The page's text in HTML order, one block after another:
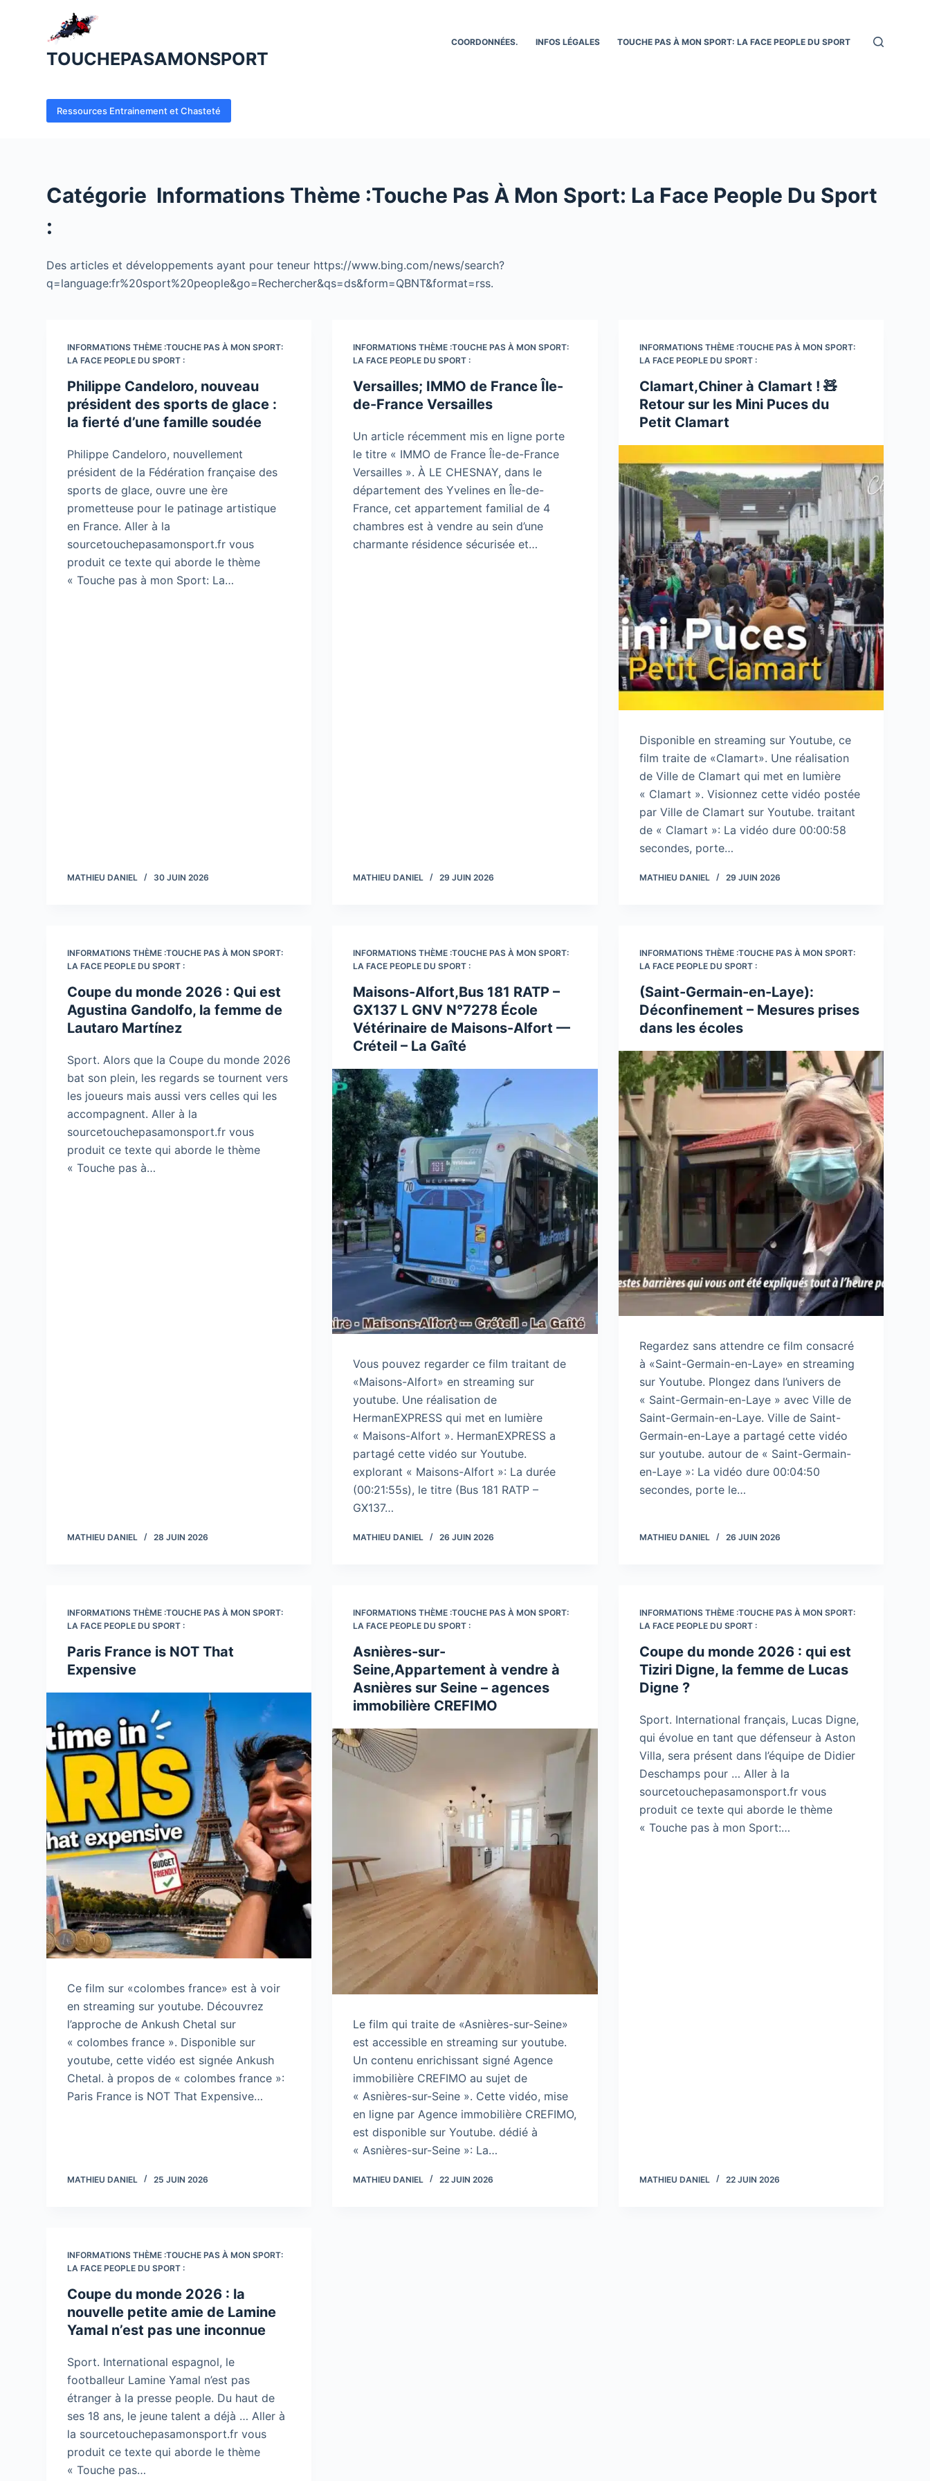
TOUCHEPASAMONSPORT
COORDONNÉES. INFOS LÉGALES TOUCHE PAS À MON SPORT: LA FACE PEOPLE DU SPORT
Ressources Entrainement et Chasteté
Catégorie Informations Thème :Touche Pas À Mon Sport: La Face People Du Sport
:
Des articles et développements ayant pour teneur https://www.bing.com/news/search?
q=language:fr%20sport%20people&go=Rechercher&qs=ds&form=QBNT&format=rss.
INFORMATIONS THÈME :TOUCHE PAS À MON SPORT:
LA FACE PEOPLE DU SPORT :
Philippe Candeloro, nouveau
président des sports de glace :
la fierté d’une famille soudée
Philippe Candeloro, nouvellement
président de la Fédération française des
sports de glace, ouvre une ère
prometteuse pour le patinage artistique
en France. Aller à la
sourcetouchepasamonsport.fr vous
produit ce texte qui aborde le thème
« Touche pas à mon Sport: La…
MATHIEU DANIEL 30 JUIN 2026
INFORMATIONS THÈME :TOUCHE PAS À MON SPORT:
LA FACE PEOPLE DU SPORT :
Versailles; IMMO de France Île-
de-France Versailles
Un article récemment mis en ligne porte
le titre « IMMO de France Île-de-France
Versailles ». À LE CHESNAY, dans le
département des Yvelines en Île-de-
France, cet appartement familial de 4
chambres est à vendre au sein d’une
charmante résidence sécurisée et…
MATHIEU DANIEL 29 JUIN 2026
INFORMATIONS THÈME :TOUCHE PAS À MON SPORT:
LA FACE PEOPLE DU SPORT :
Clamart,Chiner à Clamart ! 🧸
Retour sur les Mini Puces du
Petit Clamart
Disponible en streaming sur Youtube, ce
film traite de «Clamart». Une réalisation
de Ville de Clamart qui met en lumière
« Clamart ». Visionnez cette vidéo postée
par Ville de Clamart sur Youtube. traitant
de « Clamart »: La vidéo dure 00:00:58
secondes, porte…
MATHIEU DANIEL 29 JUIN 2026
INFORMATIONS THÈME :TOUCHE PAS À MON SPORT:
LA FACE PEOPLE DU SPORT :
Coupe du monde 2026 : Qui est
Agustina Gandolfo, la femme de
Lautaro Martínez
Sport. Alors que la Coupe du monde 2026
bat son plein, les regards se tournent vers
les joueurs mais aussi vers celles qui les
accompagnent. Aller à la
sourcetouchepasamonsport.fr vous
produit ce texte qui aborde le thème
« Touche pas à…
MATHIEU DANIEL 28 JUIN 2026
INFORMATIONS THÈME :TOUCHE PAS À MON SPORT:
LA FACE PEOPLE DU SPORT :
Maisons-Alfort,Bus 181 RATP –
GX137 L GNV N°7278 École
Vétérinaire de Maisons-Alfort —
Créteil – La Gaîté
Vous pouvez regarder ce film traitant de
«Maisons-Alfort» en streaming sur
youtube. Une réalisation de
HermanEXPRESS qui met en lumière
« Maisons-Alfort ». HermanEXPRESS a
partagé cette vidéo sur Youtube.
explorant « Maisons-Alfort »: La durée
(00:21:55s), le titre (Bus 181 RATP –
GX137…
MATHIEU DANIEL 26 JUIN 2026
INFORMATIONS THÈME :TOUCHE PAS À MON SPORT:
LA FACE PEOPLE DU SPORT :
(Saint-Germain-en-Laye):
Déconfinement – Mesures prises
dans les écoles
Regardez sans attendre ce film consacré
à «Saint-Germain-en-Laye» en streaming
sur Youtube. Plongez dans l’univers de
« Saint-Germain-en-Laye » avec Ville de
Saint-Germain-en-Laye. Ville de Saint-
Germain-en-Laye a partagé cette vidéo
sur youtube. autour de « Saint-Germain-
en-Laye »: La vidéo dure 00:04:50
secondes, porte le…
MATHIEU DANIEL 26 JUIN 2026
INFORMATIONS THÈME :TOUCHE PAS À MON SPORT:
LA FACE PEOPLE DU SPORT :
Paris France is NOT That
Expensive
Ce film sur «colombes france» est à voir
en streaming sur youtube. Découvrez
l’approche de Ankush Chetal sur
« colombes france ». Disponible sur
youtube, cette vidéo est signée Ankush
Chetal. à propos de « colombes france »:
Paris France is NOT That Expensive…
MATHIEU DANIEL 25 JUIN 2026
INFORMATIONS THÈME :TOUCHE PAS À MON SPORT:
LA FACE PEOPLE DU SPORT :
Asnières-sur-
Seine,Appartement à vendre à
Asnières sur Seine – agences
immobilière CREFIMO
Le film qui traite de «Asnières-sur-Seine»
est accessible en streaming sur youtube.
Un contenu enrichissant signé Agence
immobilière CREFIMO au sujet de
« Asnières-sur-Seine ». Cette vidéo, mise
en ligne par Agence immobilière CREFIMO,
est disponible sur Youtube. dédié à
« Asnières-sur-Seine »: La…
MATHIEU DANIEL 22 JUIN 2026
INFORMATIONS THÈME :TOUCHE PAS À MON SPORT:
LA FACE PEOPLE DU SPORT :
Coupe du monde 2026 : qui est
Tiziri Digne, la femme de Lucas
Digne ?
Sport. International français, Lucas Digne,
qui évolue en tant que défenseur à Aston
Villa, sera présent dans l’équipe de Didier
Deschamps pour … Aller à la
sourcetouchepasamonsport.fr vous
produit ce texte qui aborde le thème
« Touche pas à mon Sport:…
MATHIEU DANIEL 22 JUIN 2026
INFORMATIONS THÈME :TOUCHE PAS À MON SPORT:
LA FACE PEOPLE DU SPORT :
Coupe du monde 2026 : la
nouvelle petite amie de Lamine
Yamal n’est pas une inconnue
Sport. International espagnol, le
footballeur Lamine Yamal n’est pas
étranger à la presse people. Du haut de
ses 18 ans, le jeune talent a déjà … Aller à
la sourcetouchepasamonsport.fr vous
produit ce texte qui aborde le thème
« Touche pas…